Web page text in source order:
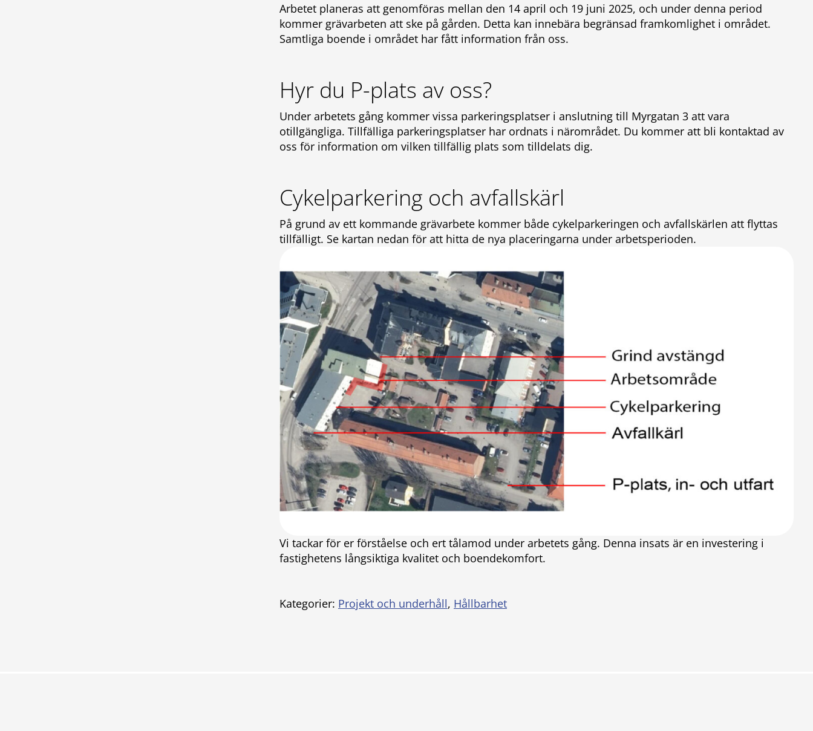
Arbetet planeras att genomföras mellan den 14 april och 19 juni 2025, och under denna period
kommer grävarbeten att ske på gården. Detta kan innebära begränsad framkomlighet i området.
Samtliga boende i området har fått information från oss.
Hyr du P-plats av oss?
Under arbetets gång kommer vissa parkeringsplatser i anslutning till Myrgatan 3 att vara
otillgängliga. Tillfälliga parkeringsplatser har ordnats i närområdet. Du kommer att bli kontaktad av
oss för information om vilken tillfällig plats som tilldelats dig.
Cykelparkering och avfallskärl
På grund av ett kommande grävarbete kommer både cykelparkeringen och avfallskärlen att flyttas
tillfälligt. Se kartan nedan för att hitta de nya placeringarna under arbetsperioden.
Vi tackar för er förståelse och ert tålamod under arbetets gång. Denna insats är en investering i
fastighetens långsiktiga kvalitet och boendekomfort.
Kategorier: Projekt och underhåll, Hållbarhet